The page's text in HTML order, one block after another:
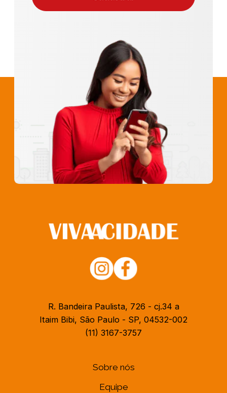
R. Bandeira Paulista, 726 - cj.34 a
Itaim Bibi, São Paulo - SP, 04532-002
(11) 3167-3757
Sobre nós
Equipe